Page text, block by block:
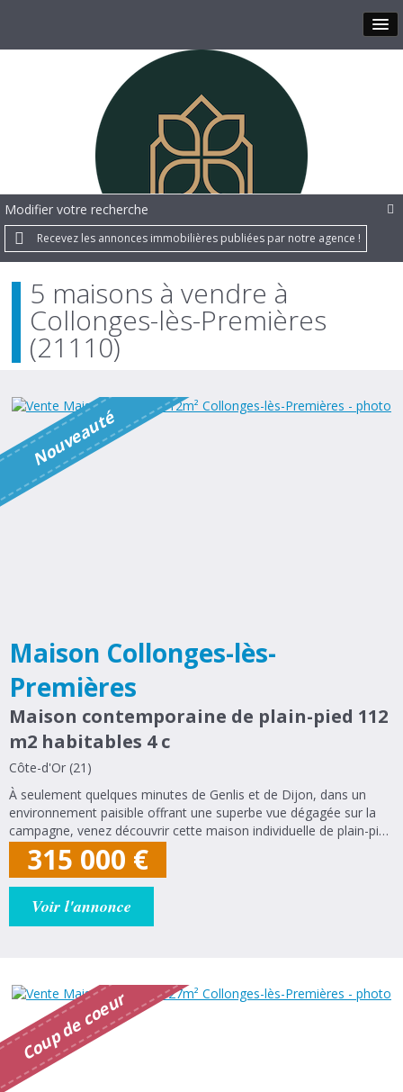
Modifier votre recherche
Recevez les annonces immobilières publiées par notre agence !
5 maisons à vendre à
Collonges-lès-Premières
(21110)
N
o
u
v
e
a
u
t
é
Maison Collonges-lès-
Premières
Maison contemporaine de plain-pied 112
m2 habitables 4 c
Côte-d'Or (21)
À seulement quelques minutes de Genlis et de Dijon, dans un
environnement paisible offrant une superbe vue dégagée sur la
campagne, venez découvrir cette maison individuelle de plain-pied
construite en 2018, alliant confort moderne, prestations de
qualité et...
315 000 €
Voir l'annonce
C
o
u
p
d
e
c
o
e
u
r